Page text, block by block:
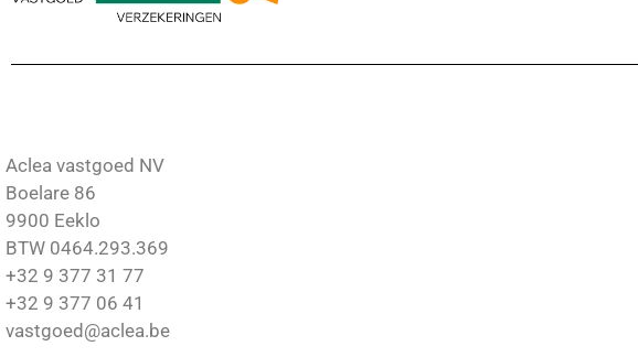
Aclea vastgoed NV
Boelare 86
9900 Eeklo
BTW 0464.293.369
+32 9 377 31 77
+32 9 377 06 41
vastgoed@aclea.be